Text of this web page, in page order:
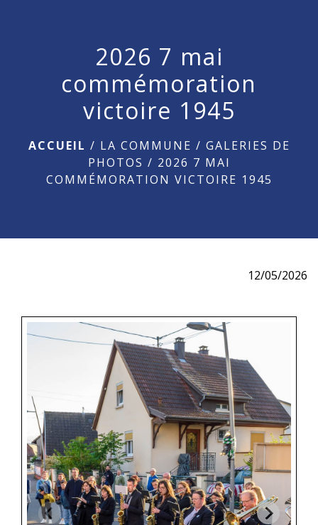
2026 7 mai
commémoration
victoire 1945
ACCUEIL / LA COMMUNE / GALERIES DE
PHOTOS / 2026 7 MAI
COMMÉMORATION VICTOIRE 1945
12/05/2026